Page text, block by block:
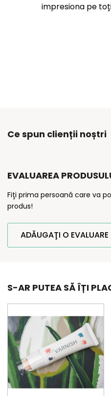
impresiona pe
Ce spun clienții noștri
EVALUAREA
Fiţi prima persoană care va
produs!
ADĂUGAŢI O EVALUARE
S-AR PUTEA SĂ ÎȚI